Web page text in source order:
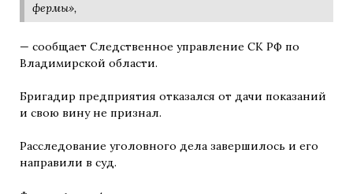
фермы»,
— сообщает Следственное управление СК РФ по
Владимирской области.
Бригадир предприятия отказался от дачи показаний
и свою вину не признал.
Расследование уголовного дела завершилось и его
направили в суд.